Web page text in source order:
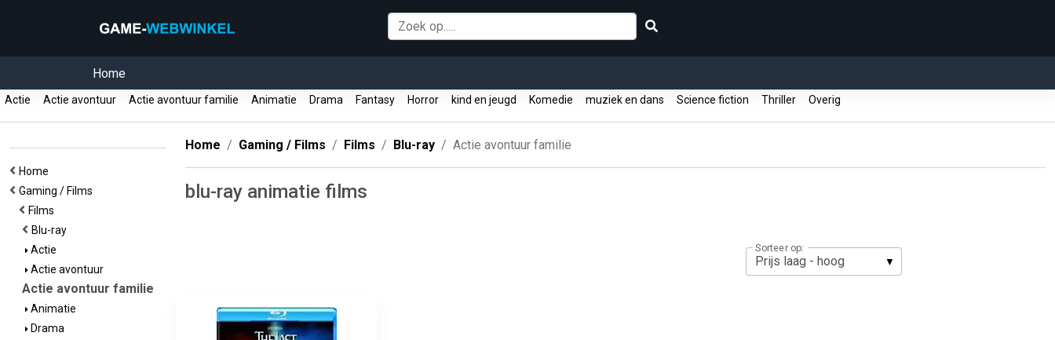
Home
Actie Actie avontuur Actie avontuur familie Animatie Drama Fantasy Horror kind en jeugd Komedie muziek en dans Science fiction Thriller Overig
Home
Gaming / Films
Films
Blu-ray
Actie
Actie avontuur
Actie avontuur familie
Animatie
Drama
Home Gaming / Films Films Blu-ray Actie avontuur familie
blu-ray animatie films
Sorteer op: